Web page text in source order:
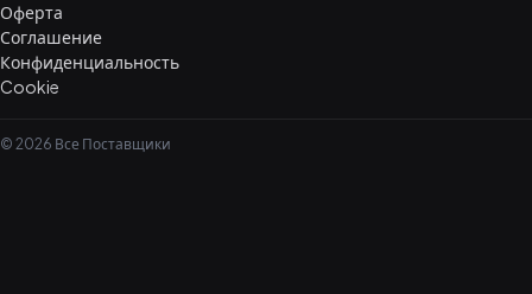
Оферта
Соглашение
Конфиденциальность
Cookie
© 2026 Все Поставщики